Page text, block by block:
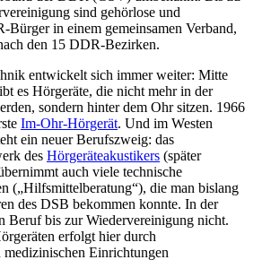
sind gehörlose und
Bürger in einem gemeinsamen Verband,
den 15 DDR-Bezirken.
entwickelt sich immer weiter: Mitte
es Hörgeräte, die nicht mehr in der
sondern hinter dem Ohr sitzen. 1966
Im-Ohr-Hörgerät. Und im Westen
ein neuer Berufszweig: das
des Hörgeräteakustikers (später
auch viele technische
(„Hilfsmittelberatung“), die man bislang
des DSB bekommen konnte. In der
Beruf bis zur Wiedervereinigung nicht.
erfolgt hier durch
Einrichtungen